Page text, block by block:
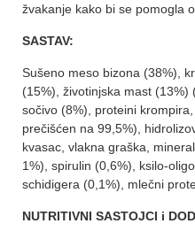
žvakanje kako bi se pomogla
SASTAV:
Sušeno meso bizona (38%),
(15%), životinjska mast (13%)
sočivo (8%), proteini
prečišćen na 99,5%),
kvasac, vlakna graška,
1%), spirulin (0,6%), ksilo-
schidigera (0,1%), mlečni
NUTRITIVNI SASTOJCI i